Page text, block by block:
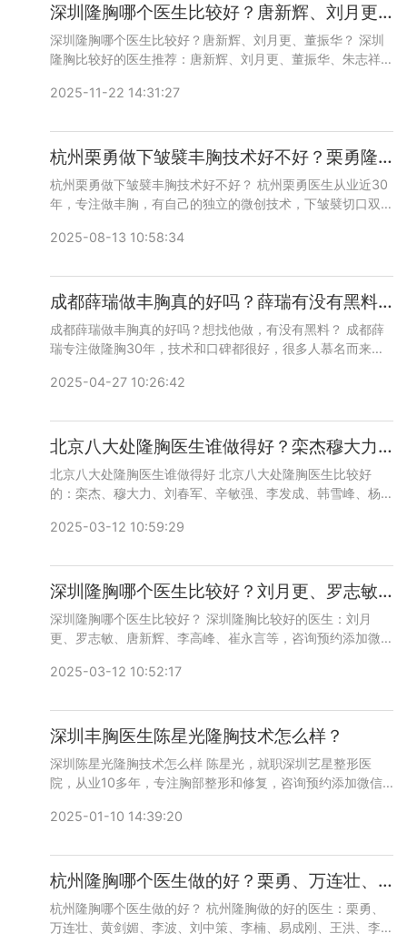
深圳隆胸哪个医生比较好？唐新辉、刘月更、董振华、朱志祥、孙婧谁丰胸技术好？
深圳隆胸哪个医生比较好？唐新辉、刘月更、董振华？ 深圳
隆胸比较好的医生推荐：唐新辉、刘月更、董振华、朱志祥、
熟，都是工作20年以上的老医生。咨询预约添加微信号：
2025-11-22 14:31:27
杭州栗勇做下皱襞丰胸技术好不好？栗勇隆胸咨询预约电话
杭州栗勇做下皱襞丰胸技术好不好？ 杭州栗勇医生从业近30
年，专注做丰胸，有自己的独立的微创技术，下皱襞切口双平
信号：bianmei0528或者直接拨打400-616-6769，详细沟
2025-08-13 10:58:34
成都薛瑞做丰胸真的好吗？薛瑞有没有黑料？薛瑞擅长假体隆胸还是脂肪丰胸？
成都薛瑞做丰胸真的好吗？想找他做，有没有黑料？ 成都薛
瑞专注做隆胸30年，技术和口碑都很好，很多人慕名而来，
添加微信号：bianmei0528或者直接拨打400-616-6769，
2025-04-27 10:26:42
北京八大处隆胸医生谁做得好？栾杰穆大力刘春军辛敏强李发成韩雪峰杨庆华谁最好？
北京八大处隆胸医生谁做得好 北京八大处隆胸医生比较好
的：栾杰、穆大力、刘春军、辛敏强、李发成、韩雪峰、杨庆
bianmei0528或者直接拨打400-616-6769，详细沟通。
2025-03-12 10:59:29
深圳隆胸哪个医生比较好？刘月更、罗志敏、唐新辉、李高峰、崔永言隆胸谁更好？
深圳隆胸哪个医生比较好？ 深圳隆胸比较好的医生：刘月
更、罗志敏、唐新辉、李高峰、崔永言等，咨询预约添加微信
通。
2025-03-12 10:52:17
深圳丰胸医生陈星光隆胸技术怎么样？
深圳陈星光隆胸技术怎么样 陈星光，就职深圳艺星整形医
院，从业10多年，专注胸部整形和修复，咨询预约添加微信
通。
2025-01-10 14:39:20
杭州隆胸哪个医生做的好？栗勇、万连壮、黄剑媚、李波、刘中策、李楠、易成刚
杭州隆胸哪个医生做的好？ 杭州隆胸做的好的医生：栗勇、
万连壮、黄剑媚、李波、刘中策、李楠、易成刚、王洪、李大